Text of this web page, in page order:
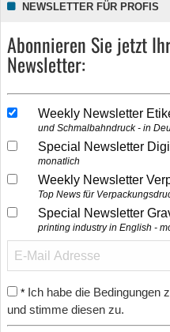
NEWSLETTER FÜR PROFIS
Abonnieren Sie jetzt
Newsletter:
Weekly Newsletter
und Schmalbahndruck - in
Special Newsletter
monatlich
Weekly Newsletter
Top News für
Special Newsletter
printing industry in English -
* Ich habe die Bedingungen
und stimme diesen zu.